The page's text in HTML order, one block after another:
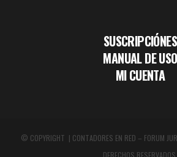
SUSCRIPCIÓNES
MANUAL DE USO
MI CUENTA
© COPYRIGHT | CONTADORES EN RED – FORUM
DERECHOS RESERVADOS.